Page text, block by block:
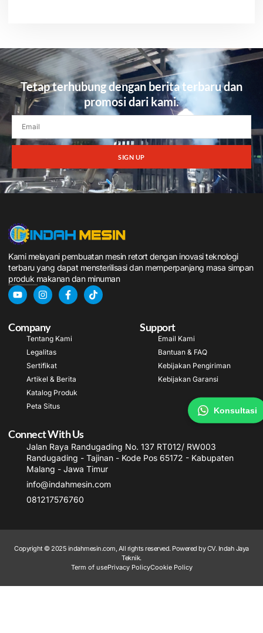
Tetap terhubung dengan berita terbaru dan
promosi dari kami.
SIGN UP
Kami melayani pembuatan mesin retort dengan inovasi teknologi
terbaru yang dapat mensterilisasi dan memperpanjang masa simpan
produk makanan dan minuman
Company
Tentang Kami
Legalitas
Sertifikat
Artikel & Berita
Katalog Produk
Peta Situs
Support
Email Kami
Bantuan & FAQ
Kebijakan Pengiriman
Kebijakan Garansi
Connect With Us
Jalan Raya Randugading No. 137 RT012/ RW003
Randugading - Tajinan - Kode Pos 65172 - Kabupaten
Malang - Jawa Timur
info@indahmesin.com
081217576760
Copyright © 2025 indahmesin.com, All rights reserved. Powered by CV. Indah Jaya
Teknik.
Term of usePrivacy PolicyCookie Policy
Konsultasi